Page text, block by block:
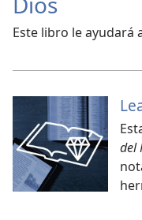
Este libro le ayudará
del